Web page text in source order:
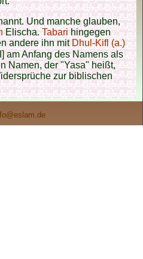
Und manche glauben,
Elischa.Tabarihingegen
andere ihn mitDhul-Kifl (a.)
Namen, der "Yasa" heißt,
zur biblischen
@eslam.de